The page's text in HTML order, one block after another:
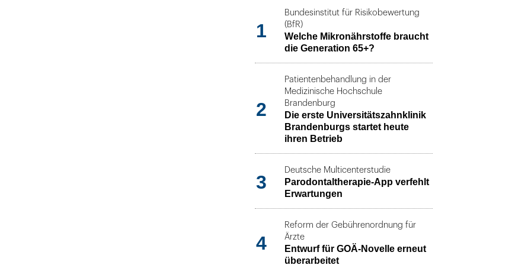
1
Bundesinstitut für Risikobewertung
(BfR)
Welche Mikronährstoffe braucht
die Generation 65+?
2
Patientenbehandlung in der
Medizinische Hochschule
Brandenburg
Die erste Universitätszahnklinik
Brandenburgs startet heute
ihren Betrieb
3
Deutsche Multicenterstudie
Parodontaltherapie-App verfehlt
Erwartungen
4
Reform der Gebührenordnung für
Ärzte
Entwurf für GOÄ-Novelle erneut
überarbeitet